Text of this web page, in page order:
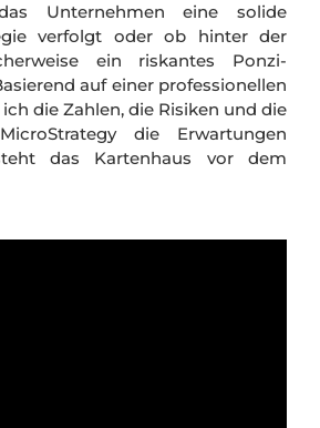
Unternehmen eine solide
verfolgt oder ob hinter der
ein riskantes Ponzi-
auf einer professionellen
die Zahlen, die Risiken und die
die Erwartungen
das Kartenhaus vor dem